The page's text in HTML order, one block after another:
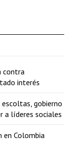
contra
interés
gobierno
a líderes sociales
en Colombia